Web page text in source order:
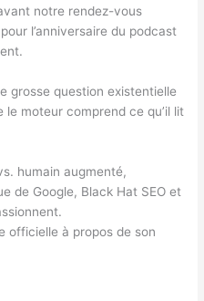
notre rendez-vous
l’anniversaire du podcast
grosse question existentielle
moteur comprend ce qu’il lit
humain augmenté,
de Google, Black Hat SEO et
officielle à propos de son